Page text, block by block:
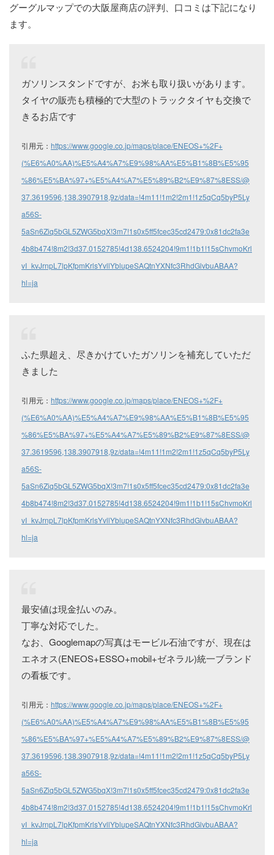
グーグルマップでの大阪屋商店の評判、口コミは下記になり
ます。
ガソリンスタンドですが、お米も取り扱いがあります。
タイヤの販売も積極的で大型のトラックタイヤも交換で
きるお店です
引用元： https://www.google.co.jp/maps/place/ENEOS+%2F+
(%E6%A0%AA)%E5%A4%A7%E9%98%AA%E5%B1%8B%E5%95
%86%E5%BA%97+%E5%A4%A7%E5%89%B2%E9%87%8ESS/@
37.3619596,138.3907918,9z/data=!4m11!1m2!2m1!1z5qCq5byP5Ly
a56S-
5aSn6Ziq5bGL5ZWG5bqX!3m7!1s0x5ff5fcec35cd2479:0x81dc2fa3e
4b8b474!8m2!3d37.0152785!4d138.6524204!9m1!1b1!15sChvmoKrl
vI_kvJrnpL7lpKfpmKrlsYvllYblupeSAQtnYXNfc3RhdGlvbuABAA?
hl=ja
ふた県超え、尽きかけていたガソリンを補充していただ
きました
引用元： https://www.google.co.jp/maps/place/ENEOS+%2F+
(%E6%A0%AA)%E5%A4%A7%E9%98%AA%E5%B1%8B%E5%95
%86%E5%BA%97+%E5%A4%A7%E5%89%B2%E9%87%8ESS/@
37.3619596,138.3907918,9z/data=!4m11!1m2!2m1!1z5qCq5byP5Ly
a56S-
5aSn6Ziq5bGL5ZWG5bqX!3m7!1s0x5ff5fcec35cd2479:0x81dc2fa3e
4b8b474!8m2!3d37.0152785!4d138.6524204!9m1!1b1!15sChvmoKrl
vI_kvJrnpL7lpKfpmKrlsYvllYblupeSAQtnYXNfc3RhdGlvbuABAA?
hl=ja
最安値は現金払いのみ。
丁寧な対応でした。
なお、Googlemapの写真はモービル石油ですが、現在は
エネオス(ENEOS+ESSO+mobil+ゼネラル)統一ブランド
の看板です。
引用元： https://www.google.co.jp/maps/place/ENEOS+%2F+
(%E6%A0%AA)%E5%A4%A7%E9%98%AA%E5%B1%8B%E5%95
%86%E5%BA%97+%E5%A4%A7%E5%89%B2%E9%87%8ESS/@
37.3619596,138.3907918,9z/data=!4m11!1m2!2m1!1z5qCq5byP5Ly
a56S-
5aSn6Ziq5bGL5ZWG5bqX!3m7!1s0x5ff5fcec35cd2479:0x81dc2fa3e
4b8b474!8m2!3d37.0152785!4d138.6524204!9m1!1b1!15sChvmoKrl
vI_kvJrnpL7lpKfpmKrlsYvllYblupeSAQtnYXNfc3RhdGlvbuABAA?
hl=ja